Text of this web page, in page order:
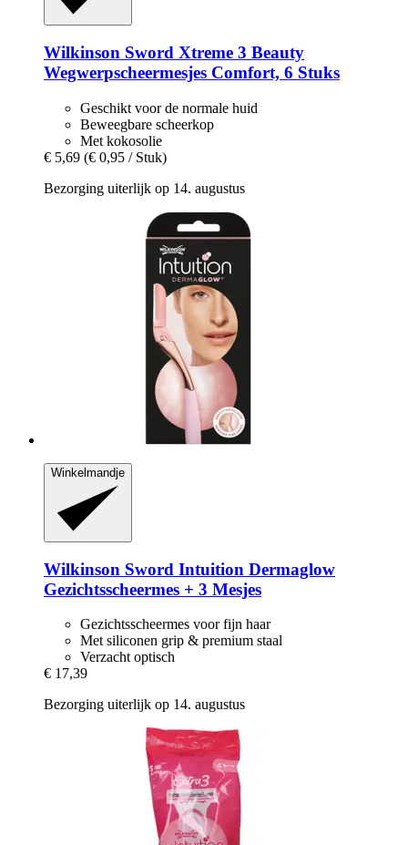
Wilkinson Sword Xtreme 3 Beauty
Wegwerpscheermesjes Comfort, 6 Stuks
Geschikt voor de normale huid
Beweegbare scheerkop
Met kokosolie
€ 5,69 (€ 0,95 / Stuk)
Bezorging uiterlijk op 14. augustus
Winkelmandje
Wilkinson Sword Intuition Dermaglow
Gezichtsscheermes + 3 Mesjes
Gezichtsscheermes voor fijn haar
Met siliconen grip & premium staal
Verzacht optisch
€ 17,39
Bezorging uiterlijk op 14. augustus